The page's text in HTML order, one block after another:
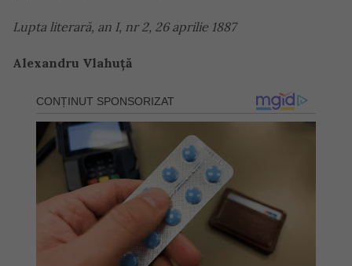
Lupta literară, an I, nr 2, 26 aprilie 1887
Alexandru Vlahuţă